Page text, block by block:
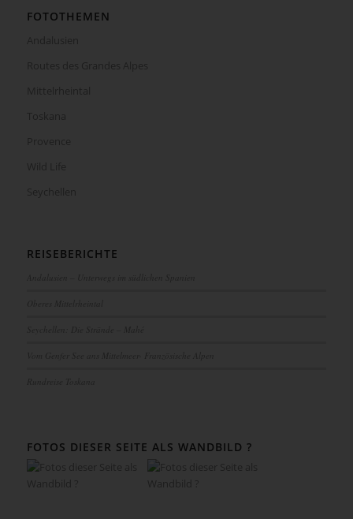
FOTOTHEMEN
REISEBERICHTE
FOTOS DIESER SEITE ALS WANDBILD ?